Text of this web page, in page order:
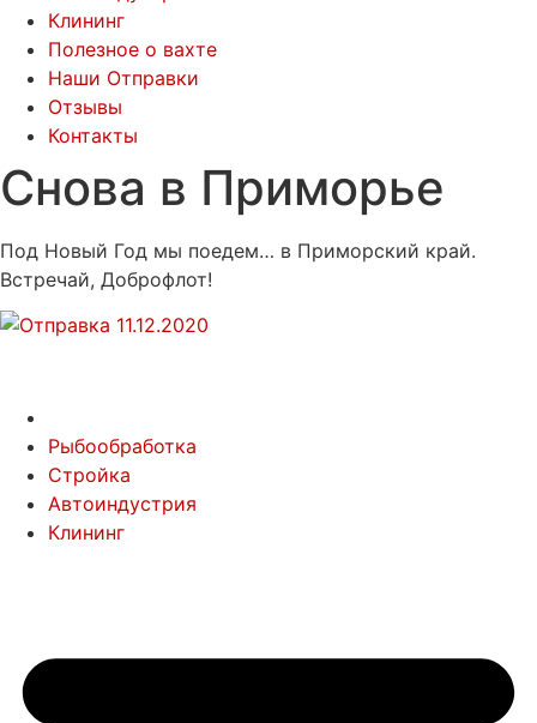
Клининг
Полезное о вахте
Наши Отправки
Отзывы
Контакты
Снова в Приморье
Под Новый Год мы поедем… в Приморский край.
Встречай, Доброфлот!
Рыбообработка
Стройка
Автоиндустрия
Клининг